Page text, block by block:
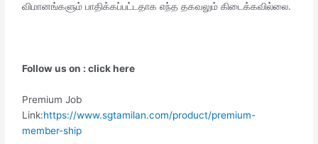
விமானங்களும் பாதிக்கப்பட்டதாக எந்த தகவலும் கிடைக்கவில்லை.
Follow us on : click here
Premium Job
Link:https://www.sgtamilan.com/product/premium-
member-ship